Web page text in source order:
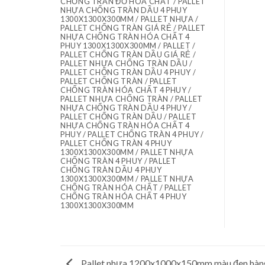
NHỰA CHỐNG TRÀN DẦU 4 PHUY
1300X1300X300MM / PALLET NHỰA /
PALLET CHỐNG TRÀN GIÁ RẺ / PALLET
NHỰA CHỐNG TRÀN HÓA CHẤT 4
PHUY 1300X1300X300MM / PALLET /
PALLET CHỐNG TRÀN DẦU GIÁ RẺ /
PALLET NHỰA CHỐNG TRÀN DẦU /
PALLET CHỐNG TRÀN DẦU 4 PHUY /
PALLET CHỐNG TRÀN / PALLET
CHỐNG TRÀN HÓA CHẤT 4 PHUY /
PALLET NHỰA CHỐNG TRÀN / PALLET
NHỰA CHỐNG TRÀN DẦU 4 PHUY /
PALLET CHỐNG TRÀN DẦU / PALLET
NHỰA CHỐNG TRÀN HÓA CHẤT 4
PHUY / PALLET CHỐNG TRÀN 4 PHUY /
PALLET CHỐNG TRÀN 4 PHUY
1300X1300X300MM / PALLET NHỰA
CHỐNG TRÀN 4 PHUY / PALLET
CHỐNG TRÀN DẦU 4 PHUY
1300X1300X300MM / PALLET NHỰA
CHỐNG TRÀN HÓA CHẤT / PALLET
CHỐNG TRÀN HÓA CHẤT 4 PHUY
1300X1300X300MM
Pallet nhựa 1200x1000x150mm màu đen